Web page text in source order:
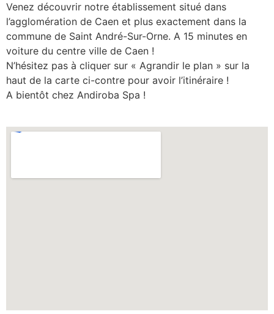
Venez découvrir notre établissement situé dans
l’agglomération de Caen et plus exactement dans la
commune de Saint André-Sur-Orne. A 15 minutes en
voiture du centre ville de Caen !
N’hésitez pas à cliquer sur « Agrandir le plan » sur la
haut de la carte ci-contre pour avoir l’itinéraire !
A bientôt chez Andiroba Spa !